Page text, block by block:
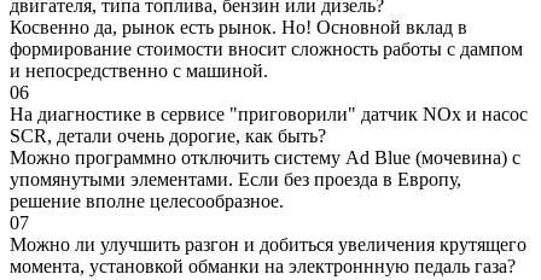
двигателя, типа топлива, бензин или дизель?
Косвенно да, рынок есть рынок. Но! Основной вклад в
формирование стоимости вносит сложность работы с дампом
и непосредственно с машиной.
06
На диагностике в сервисе "приговорили" датчик NOx и насос
SCR, детали очень дорогие, как быть?
Можно программно отключить систему Ad Blue (мочевина) с
упомянутыми элементами. Если без проезда в Европу,
решение вполне целесообразное.
07
Можно ли улучшить разгон и добиться увеличения крутящего
момента, установкой обманки на электроннную педаль газа?